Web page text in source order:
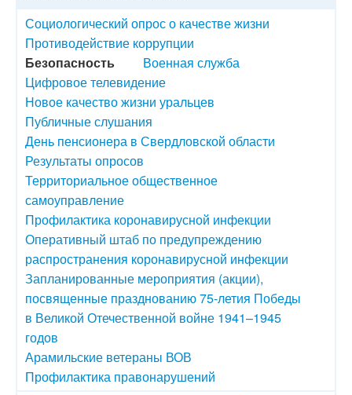
Социологический опрос о качестве жизни
Противодействие коррупции
Безопасность
Военная служба
Цифровое телевидение
Новое качество жизни уральцев
Публичные слушания
День пенсионера в Свердловской области
Результаты опросов
Территориальное общественное
самоуправление
Профилактика коронавирусной инфекции
Оперативный штаб по предупреждению
распространения коронавирусной инфекции
Запланированные мероприятия (акции),
посвященные празднованию 75-летия Победы
в Великой Отечественной войне 1941–1945
годов
Арамильские ветераны ВОВ
Профилактика правонарушений